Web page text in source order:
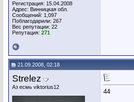
Регистрация: 15.04.2008
Адрес: Винницкая обл.
Сообщений: 1,097
Поблагодарили: 267
Вес репутации: 22
Репутация: 271
21.09.2008, 02:18
Strelez
Аз есмь viktorius12
44